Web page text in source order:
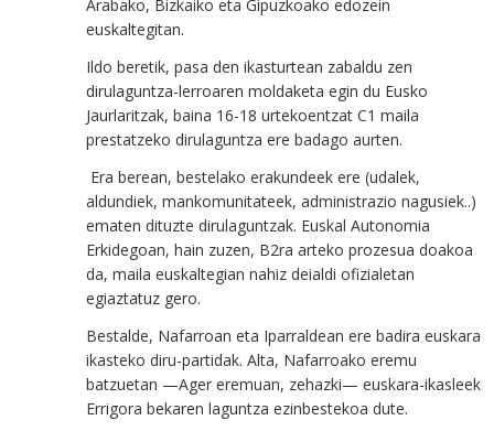
Arabako, Bizkaiko eta Gipuzkoako edozein
euskaltegitan.
Ildo beretik, pasa den ikasturtean zabaldu zen
dirulaguntza-lerroaren moldaketa egin du Eusko
Jaurlaritzak, baina 16-18 urtekoentzat C1 maila
prestatzeko dirulaguntza ere badago aurten.
Era berean, bestelako erakundeek ere (udalek,
aldundiek, mankomunitateek, administrazio nagusiek..)
ematen dituzte dirulaguntzak. Euskal Autonomia
Erkidegoan, hain zuzen, B2ra arteko prozesua doakoa
da, maila euskaltegian nahiz deialdi ofizialetan
egiaztatuz gero.
Bestalde, Nafarroan eta Iparraldean ere badira euskara
ikasteko diru-partidak. Alta, Nafarroako eremu
batzuetan —Ager eremuan, zehazki— euskara-ikasleek
Errigora bekaren laguntza ezinbestekoa dute.